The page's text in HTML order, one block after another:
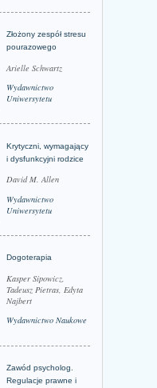
Złożony zespół stresu
pourazowego
Arielle Schwartz
Wydawnictwo
Uniwersytetu
Krytyczni, wymagający
i dysfunkcyjni rodzice
David M. Allen
Wydawnictwo
Uniwersytetu
Dogoterapia
Kasper Sipowicz,
Tadeusz Pietras, Edyta
Najbert
Wydawnictwo Naukowe
Zawód psycholog.
Regulacje prawne i